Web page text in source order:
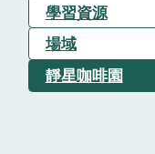
學習資源
場域
靜星咖啡園